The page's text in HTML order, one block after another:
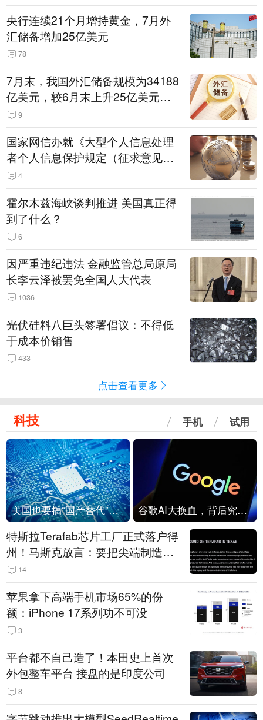
央行连续21个月增持黄金，7月外
汇储备增加25亿美元
78
7月末，我国外汇储备规模为34188
亿美元，较6月末上升25亿美元，
升幅为0.07%
9
国家网信办就《大型个人信息处理
者个人信息保护规定（征求意见
稿）》公开征求意见
4
霍尔木兹海峡谈判推进 美国真正得
到了什么？
6
因严重违纪违法 金融监管总局原局
长李云泽被罢免全国人大代表
1036
光伏硅料八巨头签署倡议：不得低
于成本价销售
433
点击查看更多
科技 手机 试用
美国也要搞“国产替代”？先算清三笔账 谷歌AI大换血，背后究竟发生了什么？
特斯拉Terafab芯片工厂正式落户得
州！马斯克放言：要把尖端制造带
回美国
14
苹果拿下高端手机市场65%的份
额：iPhone 17系列功不可没
3
平台都不自己造了！本田史上首次
外包整车平台 接盘的是印度公司
8